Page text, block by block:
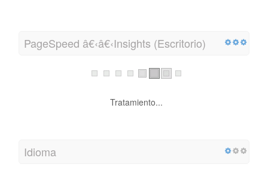
PageSpeed â€‹â€‹Insights (Escritorio)
Tratamiento...
Idioma